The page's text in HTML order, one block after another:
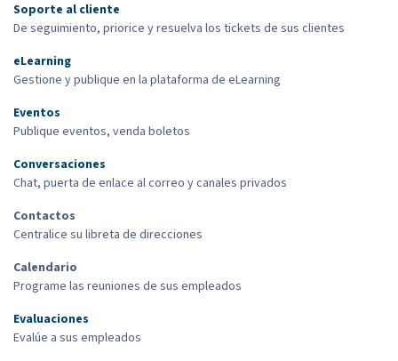
Soporte al cliente
De seguimiento, priorice y resuelva los tickets de sus clientes
eLearning
Gestione y publique en la plataforma de eLearning
Eventos
Publique eventos, venda boletos
Conversaciones
Chat, puerta de enlace al correo y canales privados
Contactos
Centralice su libreta de direcciones
Calendario
Programe las reuniones de sus empleados
Evaluaciones
Evalúe a sus empleados